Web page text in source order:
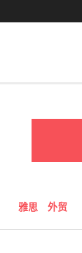
雅思 外贸